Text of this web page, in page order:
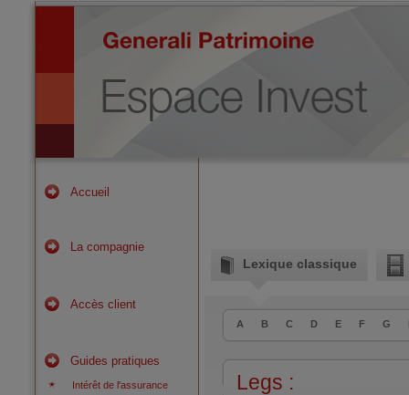
Accueil
La compagnie
Accès client
Guides pratiques
Intérêt de l'assurance
Lexique classique
A B C D E F G
Legs :